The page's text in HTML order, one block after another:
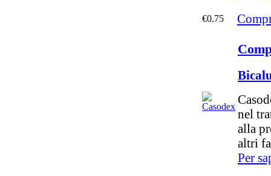
€0.75
nel
alla
altri
Per